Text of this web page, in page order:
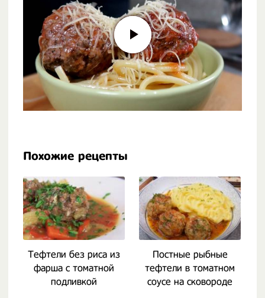
Похожие рецепты
Тефтели без риса из
фарша с томатной
подливкой
Постные рыбные
тефтели в томатном
соусе на сковороде